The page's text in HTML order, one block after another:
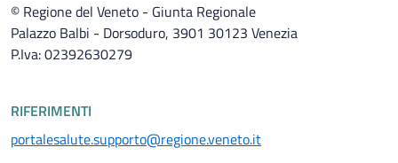
© Regione del Veneto - Giunta Regionale
Palazzo Balbi - Dorsoduro, 3901 30123 Venezia
P.Iva: 02392630279
RIFERIMENTI
portalesalute.supporto@regione.veneto.it